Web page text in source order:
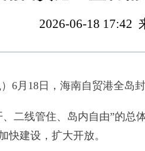
2026-06-18 17:42
月18日，海南自贸港全岛封
线管住、岛内自由”的总
快建设，扩大开放。